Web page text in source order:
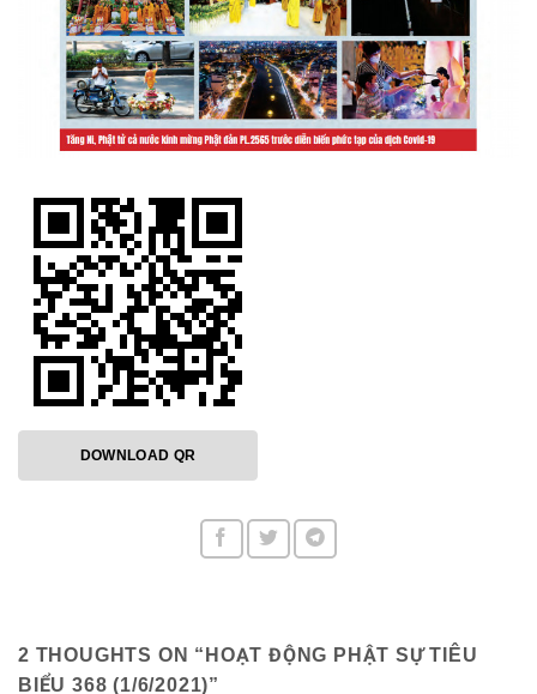
DOWNLOAD QR
2 THOUGHTS ON “ HOẠT ĐỘNG PHẬT SỰ TIÊU
BIỂU 368 (1/6/2021)”